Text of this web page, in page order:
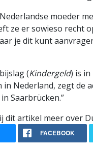
moeder
ze er sowieso recht
je dit kunt
(Kindergeld) is
in Nederland, zegt de
in Saarbrücken.”
dit artikel meer over
FACEBOOK